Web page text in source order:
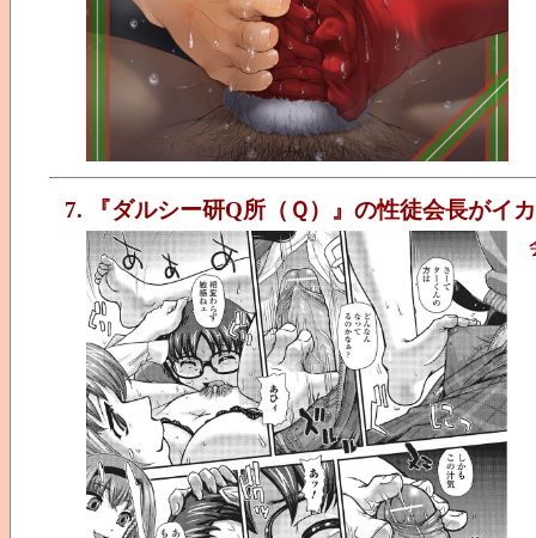
7. 『ダルシー研Q所（Ｑ）』の性徒会長がイ